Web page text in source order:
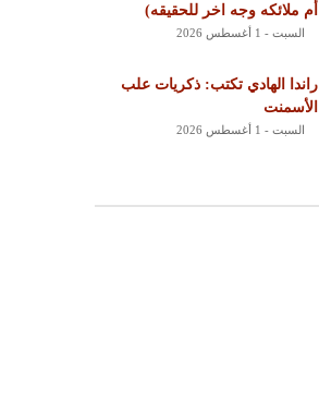
أم ملائكه وجه اخر للحقيقه)
السبت - 1 أغسطس 2026
راندا الهادي تكتب: ذكريات علب
الأسمنت
السبت - 1 أغسطس 2026